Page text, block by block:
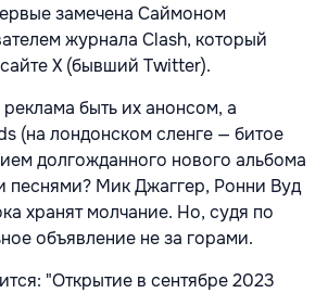
замечена Саймоном
журнала Clash, который
X (бывший Twitter).
быть их анонсом, а
(на лондонском сленге — битое
долгожданного нового альбома
песнями? Мик Джаггер, Ронни Вуд
хранят молчание. Но, судя по
объявление не за горами.
"Открытие в сентябре 2023